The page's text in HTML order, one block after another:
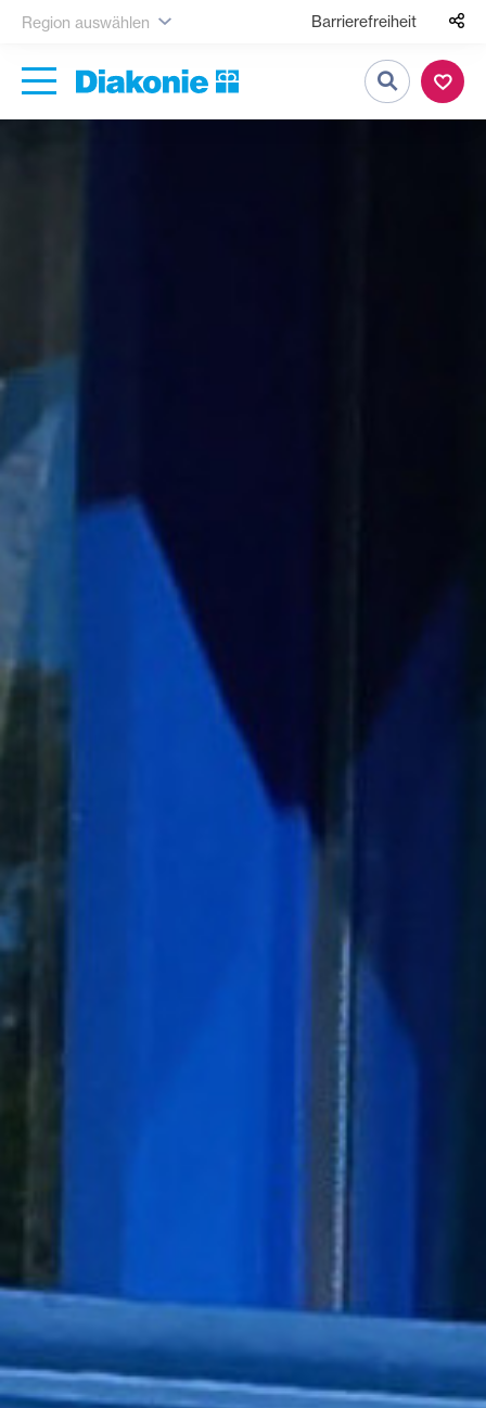
Region auswählen Barrierefreiheit
Suche